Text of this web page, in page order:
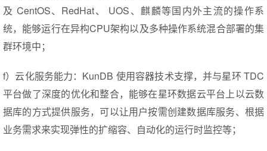
及 CentOS、RedHat、 UOS、麒麟等国内外主流的操作系
统，能够运行在异构CPU架构以及多种操作系统混合部署的集
群环境中；
f）云化服务能力：KunDB 使用容器技术支撑，并与星环 TDC
平台做了深度的优化和整合，能够在星环数据云平台上以云数
据库的方式提供服务，可以让用户按需创建数据库服务、根据
业务需求来实现弹性的扩缩容、自动化的运行时监控等；